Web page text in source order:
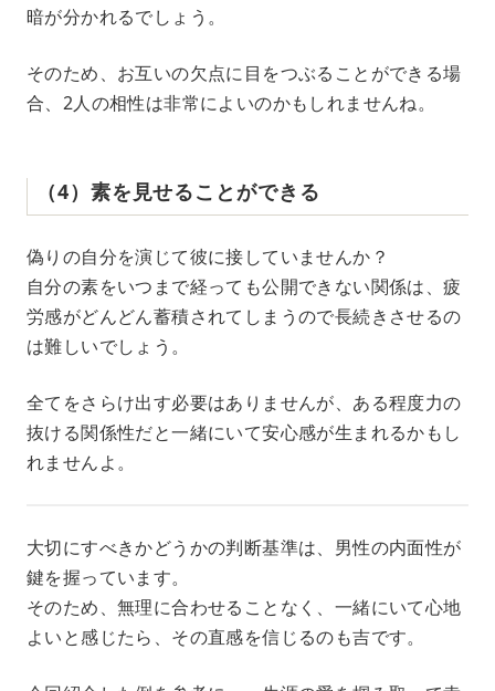
暗が分かれるでしょう。
そのため、お互いの欠点に目をつぶることができる場
合、2人の相性は非常によいのかもしれませんね。
（4）素を見せることができる
偽りの自分を演じて彼に接していませんか？
自分の素をいつまで経っても公開できない関係は、疲
労感がどんどん蓄積されてしまうので長続きさせるの
は難しいでしょう。
全てをさらけ出す必要はありませんが、ある程度力の
抜ける関係性だと一緒にいて安心感が生まれるかもし
れませんよ。
大切にすべきかどうかの判断基準は、男性の内面性が
鍵を握っています。
そのため、無理に合わせることなく、一緒にいて心地
よいと感じたら、その直感を信じるのも吉です。